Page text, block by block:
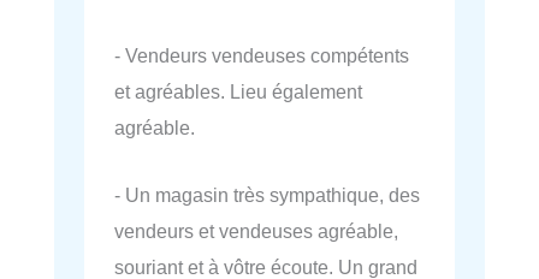
- Vendeurs vendeuses compétents
et agréables. Lieu également
agréable.
- Un magasin très sympathique, des
vendeurs et vendeuses agréable,
souriant et à vôtre écoute. Un grand